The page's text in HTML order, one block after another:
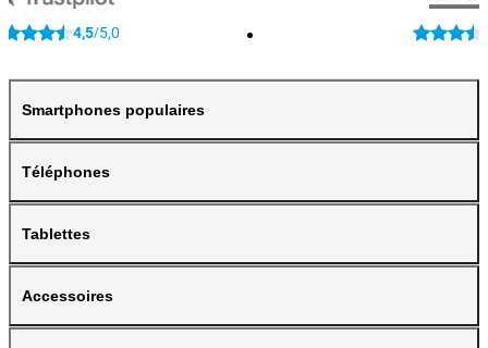
4,5/5,0
Smartphones populaires
Téléphones
Tablettes
Accessoires